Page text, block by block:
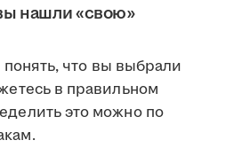
нашли «свою»
понять, что вы выбрали
в правильном
это можно по